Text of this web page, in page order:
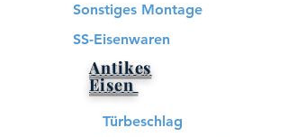
Sonstiges Montage
SS-Eisenwaren
Antikes
Eisen
Türbeschlag